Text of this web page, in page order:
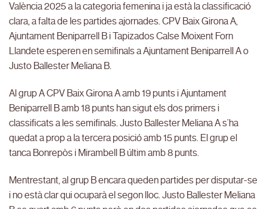
València 2025 a la categoria femenina i ja està la classificació
clara, a falta de les partides ajornades. CPV Baix Girona A,
Ajuntament Beniparrell B i Tapizados Calse Moixent Forn
Llandete esperen en semifinals a Ajuntament Beniparrell A o
Justo Ballester Meliana B.
Al grup A CPV Baix Girona A amb 19 punts i Ajuntament
Beniparrell B amb 18 punts han sigut els dos primers i
classificats a les semifinals. Justo Ballester Meliana A s’ha
quedat a prop a la tercera posició amb 15 punts. El grup el
tanca Bonrepòs i Mirambell B últim amb 8 punts.
Mentrestant, al grup B encara queden partides per disputar-se
i no està clar qui ocuparà el segon lloc. Justo Ballester Meliana